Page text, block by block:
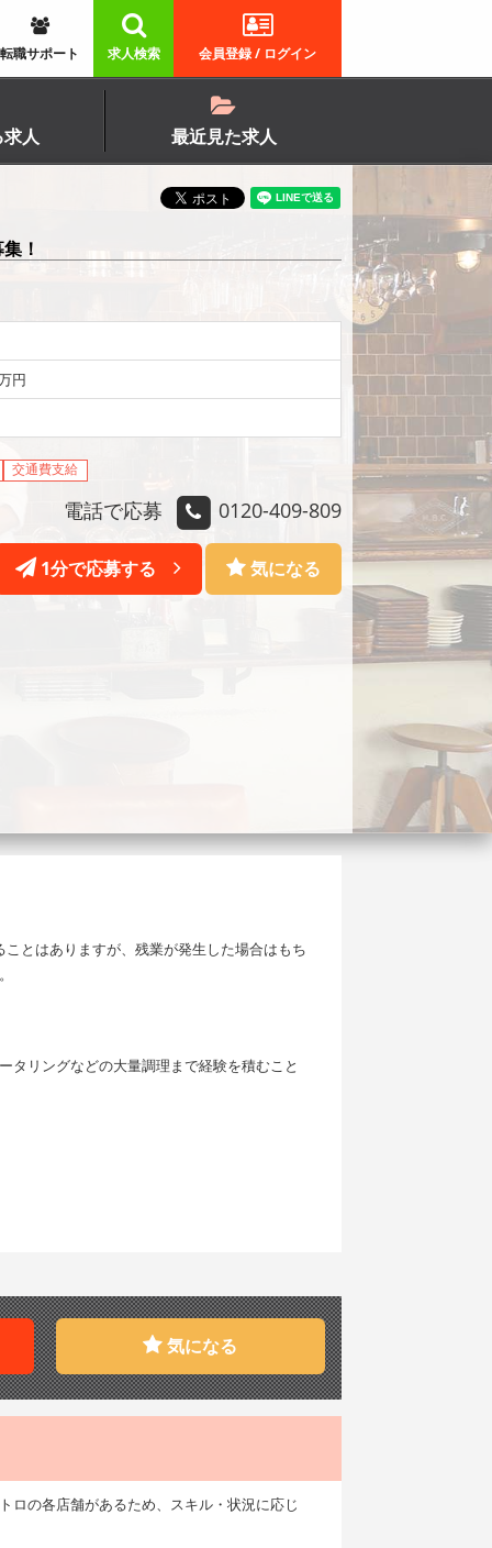
会員登録 / ログイン
求人検索
転職サポート
人 最近見た求人
！
円
交通費支給
電話で応募 0120-409-809
1分で応募する 気になる
とはありますが、残業が発生した場合はもち
タリングなどの大量調理まで経験を積むこと
気になる
ロの各店舗があるため、スキル・状況に応じ